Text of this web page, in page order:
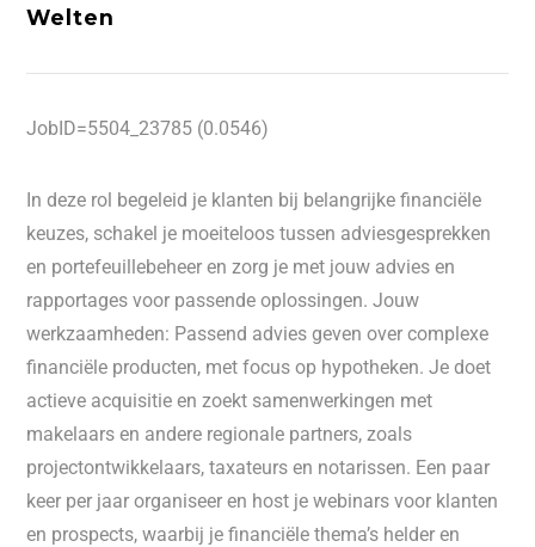
Welten
JobID=5504_23785 (0.0546)
In deze rol begeleid je klanten bij belangrijke financiële
keuzes, schakel je moeiteloos tussen adviesgesprekken
en portefeuillebeheer en zorg je met jouw advies en
rapportages voor passende oplossingen. Jouw
werkzaamheden: Passend advies geven over complexe
financiële producten, met focus op hypotheken. Je doet
actieve acquisitie en zoekt samenwerkingen met
makelaars en andere regionale partners, zoals
projectontwikkelaars, taxateurs en notarissen. Een paar
keer per jaar organiseer en host je webinars voor klanten
en prospects, waarbij je financiële thema’s helder en